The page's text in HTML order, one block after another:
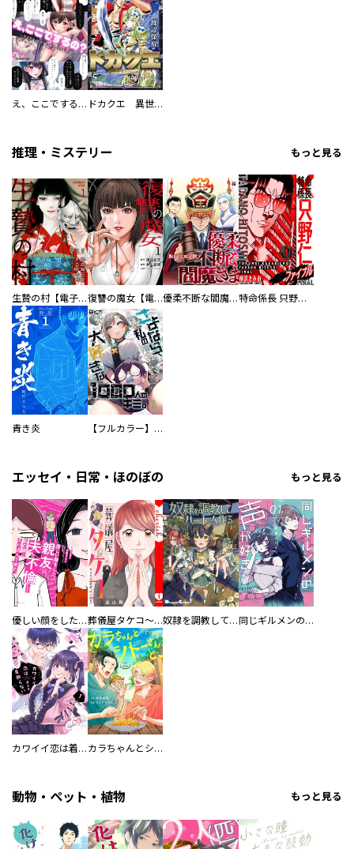
え、ここでするの？ アイドルのファンが知らない日常 ドカクエ 異世界ドカコッククエスト
推理・ミステリー もっと見る
生贄の村【電子単行本版】 復讐の魔女【電子単行本版】 優柔不断な閻魔さま 特命係長 只野仁ファイナル 愛蔵版
青き炎 【フルカラー】さよなら、私の大好きな１０００人のキミ。
エッセイ・日常・ほのぼの もっと見る
優しい顔をした親友は、夫と不倫して私の家に入り込んできた。 葬儀屋タケコ～あなたの最期、叶えます【電子単行本版】 奴隷を調教してハーレム作る 同じギルメンの声が好き
カワイイ恋は着飾らない カラちゃんとシトーさんと、 【分冊版】
動物・ペット・植物 もっと見る